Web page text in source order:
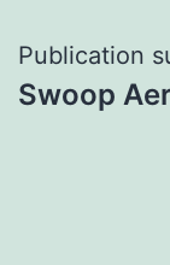
Publication
Swoop